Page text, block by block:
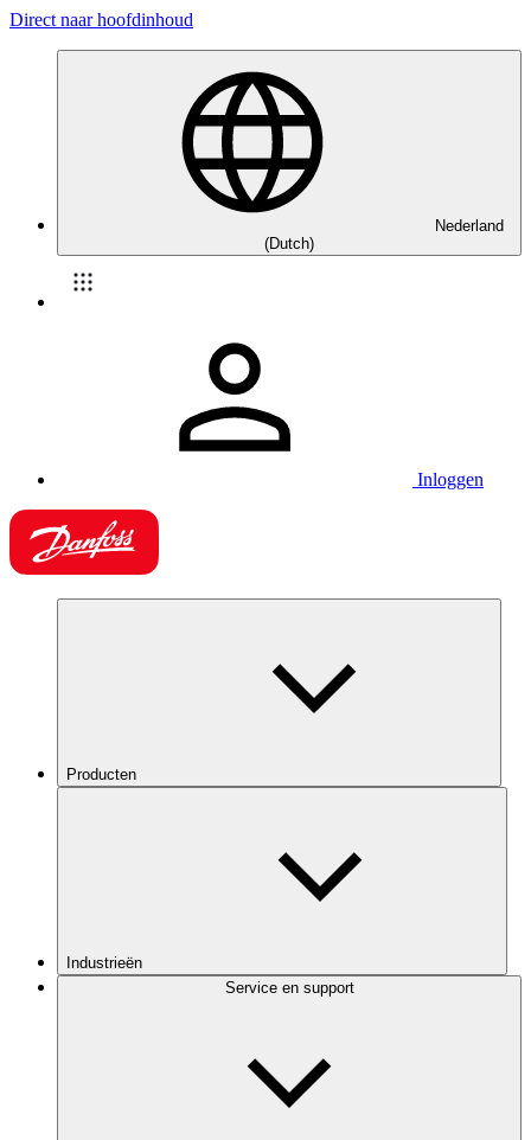
Direct naar hoofdinhoud
Nederland
(Dutch)
Inloggen
Producten
Industrieën
Service en support